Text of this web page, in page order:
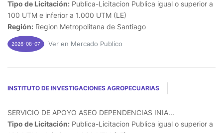
Tipo de Licitación: Publica-Licitacion Publica igual o superior a
100 UTM e inferior a 1.000 UTM (LE)
Región: Region Metropolitana de Santiago
2026-08-07 Ver en Mercado Publico
INSTITUTO DE INVESTIGACIONES AGROPECUARIAS
SERVICIO DE APOYO ASEO DEPENDENCIAS INIA...
Tipo de Licitación: Publica-Licitacion Publica igual o superior a